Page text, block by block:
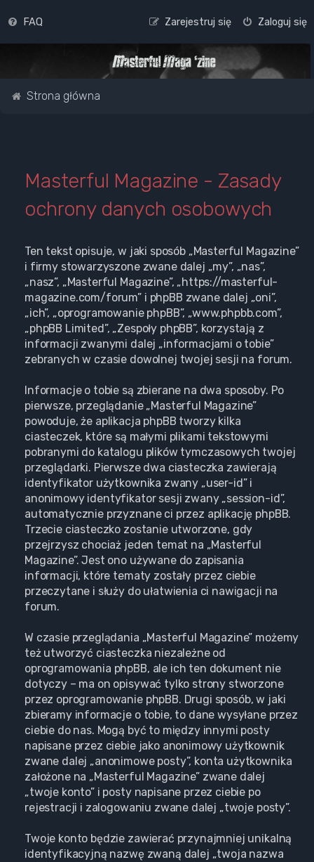
FAQ Zaloguj się
Zarejestruj się
Strona główna
Masterful Magazine - Zasady
ochrony danych osobowych
Ten tekst opisuje, w jaki sposób „Masterful Magazine”
i firmy stowarzyszone zwane dalej „my”, „nas”,
„nasz”, „Masterful Magazine”, „https://masterful-
magazine.com/forum” i phpBB zwane dalej „oni”,
„ich”, „oprogramowanie phpBB”, „www.phpbb.com”,
„phpBB Limited”, „Zespoły phpBB”, korzystają z
informacji zwanymi dalej „informacjami o tobie”
zebranych w czasie dowolnej twojej sesji na forum.
Informacje o tobie są zbierane na dwa sposoby. Po
pierwsze, przeglądanie „Masterful Magazine”
powoduje, że aplikacja phpBB tworzy kilka
ciasteczek, które są małymi plikami tekstowymi
pobranymi do katalogu plików tymczasowych twojej
przeglądarki. Pierwsze dwa ciasteczka zawierają
identyfikator użytkownika zwany „user-id” i
anonimowy identyfikator sesji zwany „session-id”,
automatycznie przyznane ci przez aplikację phpBB.
Trzecie ciasteczko zostanie utworzone, gdy
przejrzysz chociaż jeden temat na „Masterful
Magazine”. Jest ono używane do zapisania
informacji, które tematy zostały przez ciebie
przeczytane i służy do ułatwienia ci nawigacji na
forum.
W czasie przeglądania „Masterful Magazine” możemy
też utworzyć ciasteczka niezależne od
oprogramowania phpBB, ale ich ten dokument nie
dotyczy – ma on opisywać tylko strony stworzone
przez oprogramowanie phpBB. Drugi sposób, w jaki
zbieramy informacje o tobie, to dane wysyłane przez
ciebie do nas. Mogą być to między innymi posty
napisane przez ciebie jako anonimowy użytkownik
zwane dalej „anonimowe posty”, konta użytkownika
założone na „Masterful Magazine” zwane dalej
„twoje konto” i posty napisane przez ciebie po
rejestracji i zalogowaniu zwane dalej „twoje posty”.
Twoje konto będzie zawierać przynajmniej unikalną
identyfikacyjną nazwę zwaną dalej „twoja nazwa